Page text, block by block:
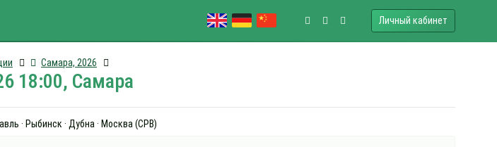
Личный кабинет
Самара, 2026
18:00, Самара
· Рыбинск · Дубна · Москва (СРВ)